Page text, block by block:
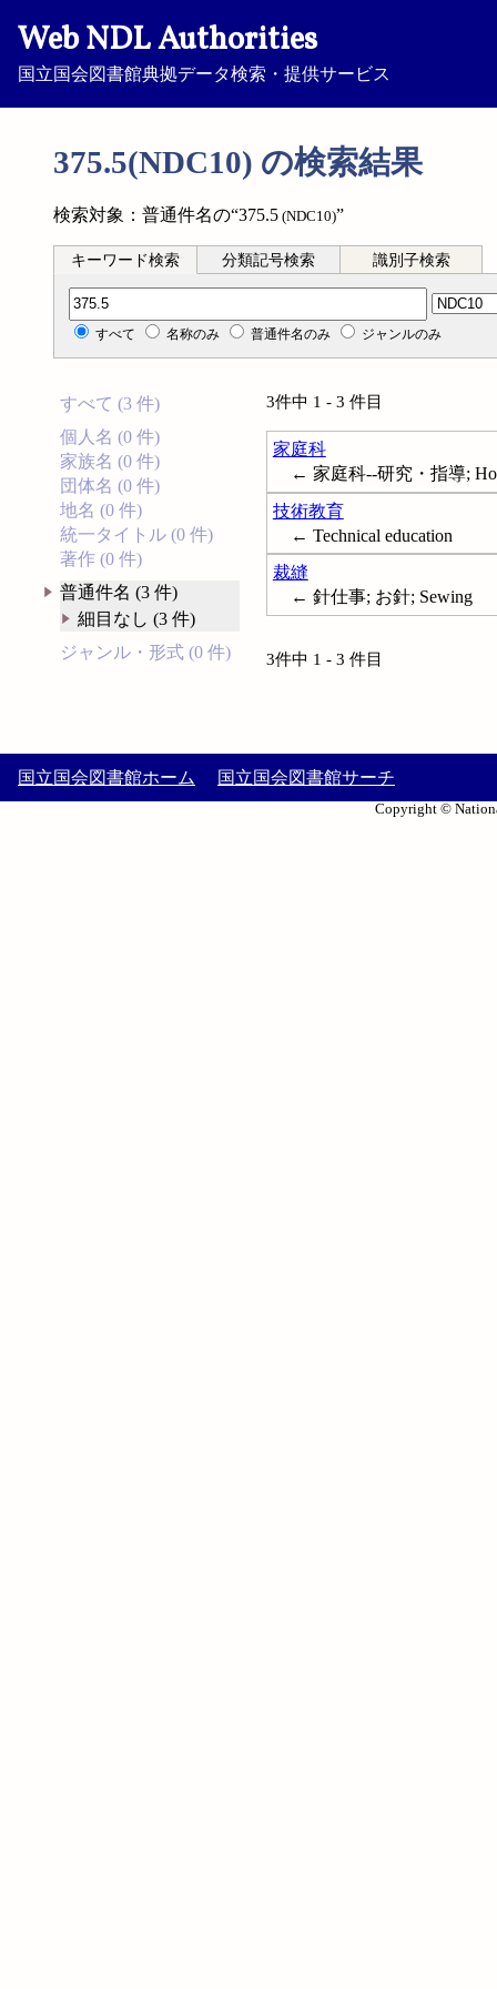
Web NDL Authorities
国立国会図書館典拠データ検索・提供サービス
375.5(NDC10) の検索結果
検索対象：普通件名の“375.5 (NDC10)”
キーワード検索 分類記号検索 識別子検索
分類記号検索
すべて 名称のみ 普通件名のみ ジャンルのみ
すべて (3 件)
個人名 (0 件)
家族名 (0 件)
団体名 (0 件)
地名 (0 件)
統一タイトル (0 件)
著作 (0 件)
普通件名 (3 件)
細目なし (3 件)
ジャンル・形式 (0 件)
3件中 1 - 3 件目
家庭科
← 家庭科--研究・指導;
技術教育
← Technical education
裁縫
← 針仕事; お針; Sewing
3件中 1 - 3 件目
国立国会図書館ホーム 国立国会図書館サーチ
Copyright ©